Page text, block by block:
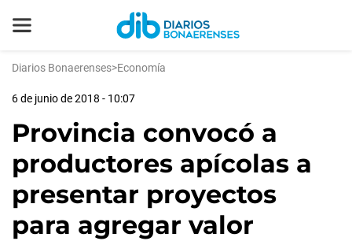
Diarios Bonaerenses>Economía
6 de junio de 2018 - 10:07
Provincia convocó a
productores apícolas a
presentar proyectos
para agregar valor